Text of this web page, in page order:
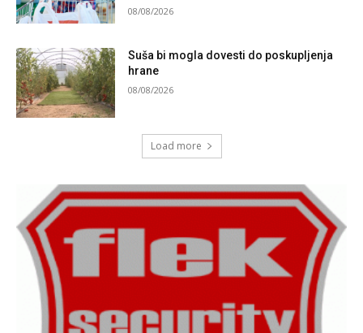
08/08/2026
Suša bi mogla dovesti do poskupljenja
hrane
08/08/2026
Load more